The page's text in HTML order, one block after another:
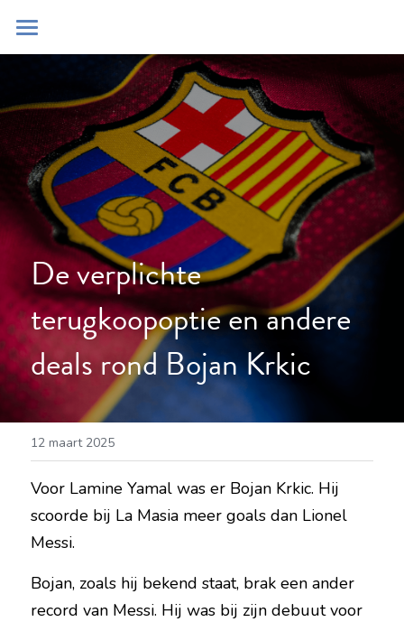
Home
Blog
Contact
Zoeken
POWERED BY
De verplichte
terugkoopoptie en andere
deals rond Bojan Krkic
12 maart 2025
Voor Lamine Yamal was er Bojan Krkic. Hij
scoorde bij La Masia meer goals dan Lionel
Messi.
Bojan, zoals hij bekend staat, brak een ander
record van Messi. Hij was bij zijn debuut voor